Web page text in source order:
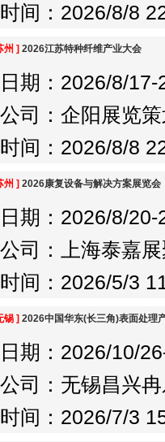
间：2026/8/8
州 ] 2026江苏特种纤维产业大会
期：2026/8/17-
司：企阳展览
间：2026/8/8
州 ] 2026康复设备与解决方案展览会
期：2026/8/20-
司：上海泰嘉
间：2026/5/3
锡 ] 2026中国华东(长三角)表面处理
期：2026/10/
司：无锡昌兴
间：2026/7/3